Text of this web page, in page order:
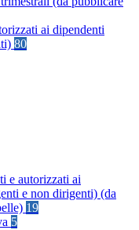
ai dipendenti
80
e autorizzati ai
e non dirigenti) (da
19
5